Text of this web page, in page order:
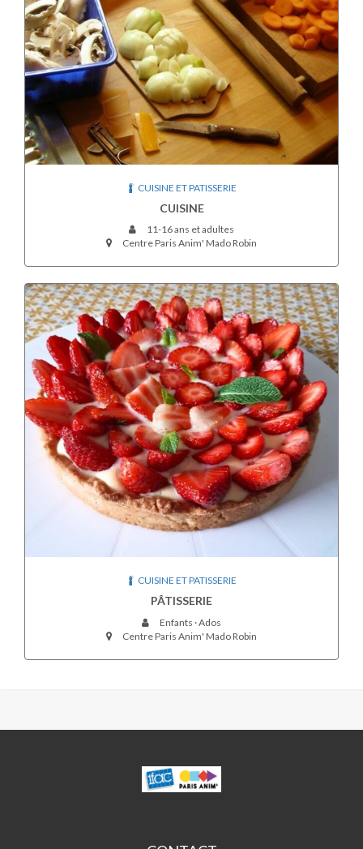
CUISINE ET PATISSERIE
CUISINE
11-16 ans et adultes
Centre Paris Anim' Mado Robin
CUISINE ET PATISSERIE
PÂTISSERIE
Enfants · Ados
Centre Paris Anim' Mado Robin
MADO
ROBIN